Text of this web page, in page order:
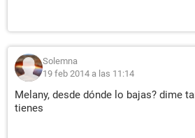
Solemna
19 feb 2014 a las 11:14
Melany, desde dónde lo bajas? dime
tienes